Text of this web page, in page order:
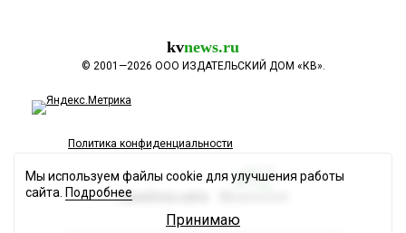
kvnews.ru
© 2001—2026 ООО ИЗДАТЕЛЬСКИЙ ДОМ «КВ».
Политика конфиденциальности
Разработка сайта
Мы используем файлы cookie для улучшения работы
сайта. Подробнее
Принимаю